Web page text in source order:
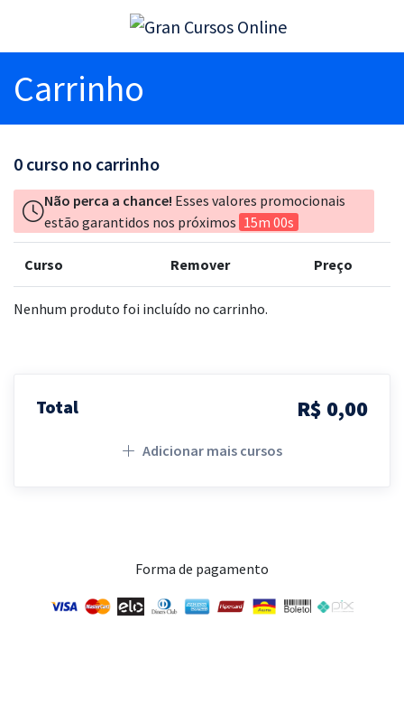
Carrinho
0 curso no carrinho
Não perca a chance! Esses valores promocionais
estão garantidos nos próximos 15m 00s
Curso Remover Preço
Nenhum produto foi incluído no carrinho.
Total R$ 0,00
Adicionar mais cursos
Forma de pagamento